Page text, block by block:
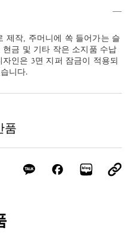
제작, 주머니에 쏙 들어가는 슬
금 및 기타 작은 소지품 수납
인은 3면 지퍼 잠금이 적용되
니다.
품